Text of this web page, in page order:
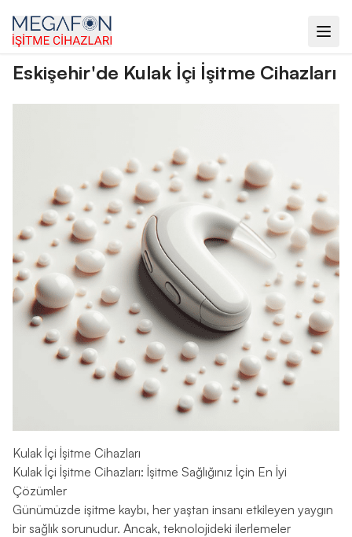
ana sayfa › blog ›
Eskişehir'de Kulak İçi İşitme Cihazları
Kulak İçi İşitme Cihazları
Kulak İçi İşitme Cihazları: İşitme Sağlığınız İçin En İyi
Çözümler
Günümüzde işitme kaybı, her yaştan insanı etkileyen yaygın
bir sağlık sorunudur. Ancak, teknolojideki ilerlemeler